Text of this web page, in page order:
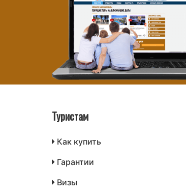
Туристам
Как купить
Гарантии
Визы